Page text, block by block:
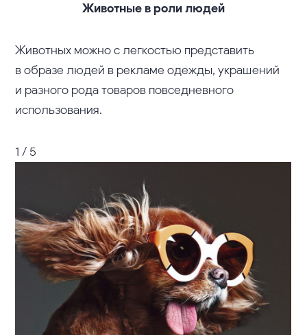
Животные в роли людей
Животных можно с легкостью представить
в образе людей в рекламе одежды, украшений
и разного рода товаров повседневного
использования.
1 / 5